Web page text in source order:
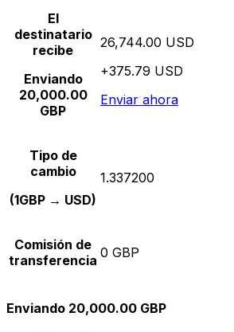
El
destinatario
recibe
Enviando
20,000.00
GBP
26,744.00 USD
+375.79 USD
Enviar ahora
Tipo de
cambio
(1GBP → USD)
1.337200
Comisión de
transferencia 0 GBP
Enviando 20,000.00 GBP